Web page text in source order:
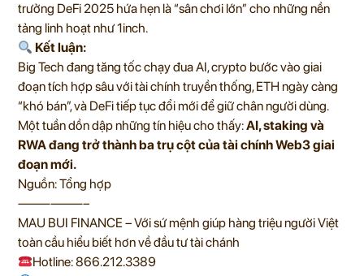
trưởng DeFi 2025 hứa hẹn là “sân chơi lớn” cho những nền
tảng linh hoạt như 1inch.
Kết luận:
Big Tech đang tăng tốc chạy đua AI, crypto bước vào giai
đoạn tích hợp sâu với tài chính truyền thống, ETH ngày càng
“khó bán”, và DeFi tiếp tục đổi mới để giữ chân người dùng.
Một tuần dồn dập những tín hiệu cho thấy:AI, staking và
RWA đang trở thành ba trụ cột của tài chính Web3 giai
đoạn mới.
Nguồn: Tổng hợp
——————–
MAU BUI FINANCE – Với sứ mệnh giúp hàng triệu người Việt
toàn cầu hiểu biết hơn về đầu tư tài chánh
Hotline: 866.212.3389